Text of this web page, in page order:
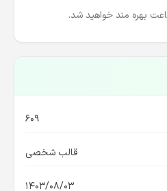
609
قالب شخصی
1403/08/03